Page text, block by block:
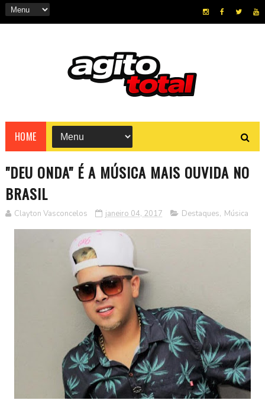
HOME
"DEU ONDA" É A MÚSICA MAIS OUVIDA NO
BRASIL
Clayton Vasconcelos janeiro 04, 2017 Destaques, Música